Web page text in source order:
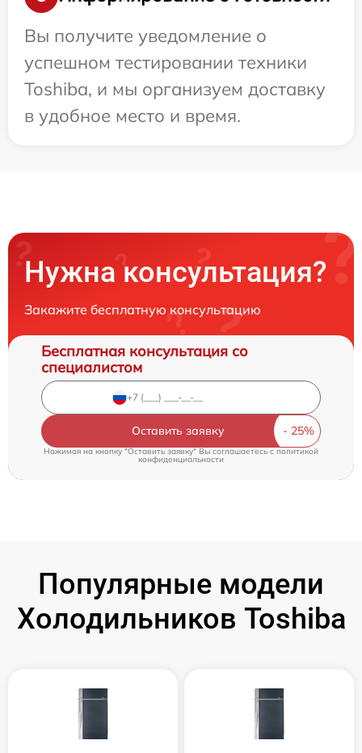
Вы получите уведомление о
успешном тестировании техники
Toshiba, и мы организуем доставку
в удобное место и время.
Нужна консультация?
Закажите бесплатную консультацию
Бесплатная консультация со
специалистом
Оставить заявку
Нажимая на кнопку "Оставить заявку" Вы соглашаетесь cполитикой
конфиденциальности
Популярные модели
Холодильников Toshiba